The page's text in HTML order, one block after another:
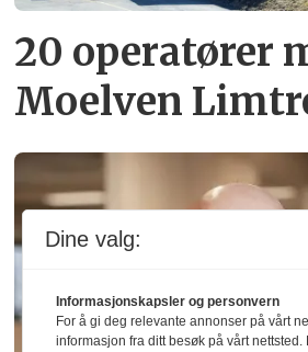
20 operatører
Moelven
Dine valg:
Informasjonskapsler og personvern
For å gi deg relevante annonser på vårt
informasjon fra ditt besøk på vårt nettsted.